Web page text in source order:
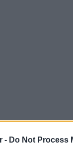
- Do Not Process